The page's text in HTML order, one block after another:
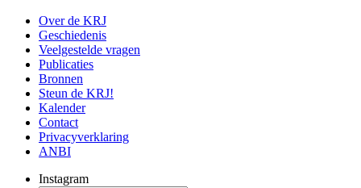
Over de KRJ
Geschiedenis
Veelgestelde vragen
Publicaties
Bronnen
Steun de KRJ!
Kalender
Contact
Privacyverklaring
ANBI
Instagram